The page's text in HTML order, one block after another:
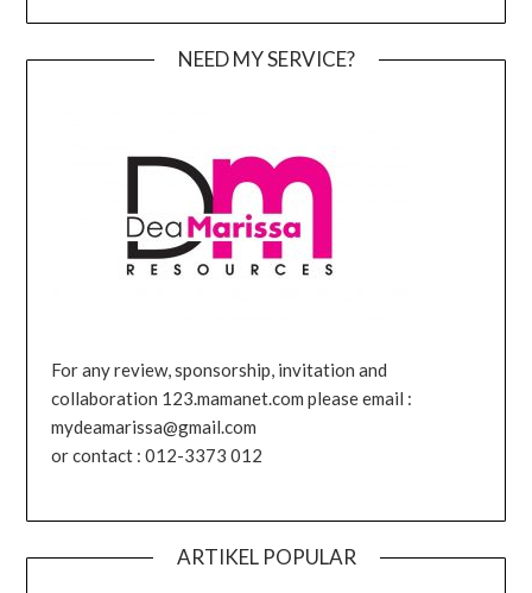
NEED MY SERVICE?
For any review, sponsorship, invitation and
collaboration 123.mamanet.com please email :
mydeamarissa@gmail.com
or contact : 012-3373 012
ARTIKEL POPULAR